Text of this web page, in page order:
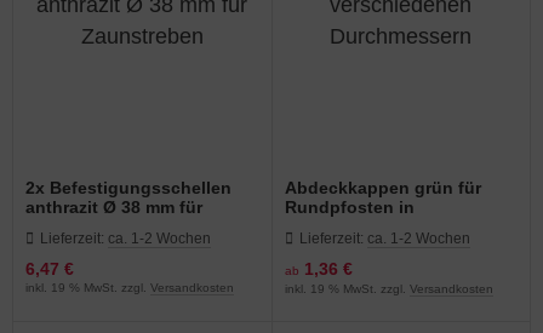
2x Befestigungsschellen
anthrazit Ø 38 mm für
Lieferzeit: ca. 1-2 Wochen
6,47 €
inkl. 19 % MwSt. zzgl. Versandkosten
Abdeckkappen grün für
Rundpfosten in
Durchmessern
Lieferzeit: ca. 1-2 Wochen
ab 1,36 €
inkl. 19 % MwSt. zzgl. Versandkosten